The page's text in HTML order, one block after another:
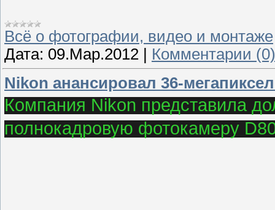
Всё о фотографии, видео и монтаже
Дата: 09.Мар.2012 | Комментарии (0)
Nikon анансировал 36-
Компания Nikon представила
полнокадровую фотокамеру